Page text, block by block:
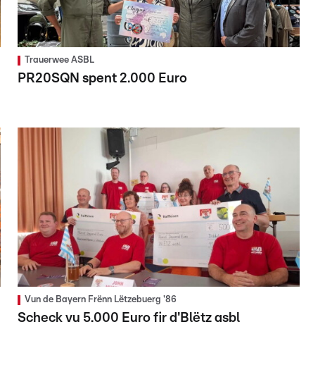
Trauerwee ASBL
PR20SQN spent 2.000 Euro
Vun de Bayern Frënn Lëtzebuerg '86
Scheck vu 5.000 Euro fir d'Blëtz asbl